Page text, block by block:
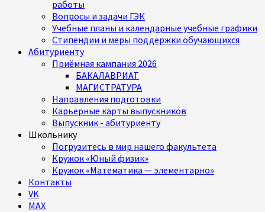
работы
Вопросы и задачи ГЭК
Учебные планы и календарные учебные графики
Стипендии и меры поддержки обучающихся
Абитуриенту
Приёмная кампания 2026
БАКАЛАВРИАТ
МАГИСТРАТУРА
Направления подготовки
Карьерные карты выпускников
Выпускник - абитуриенту
Школьнику
Погрузитесь в мир нашего факультета
Кружок «Юный физик»
Кружок «Математика — элементарно»
Контакты
VK
MAX